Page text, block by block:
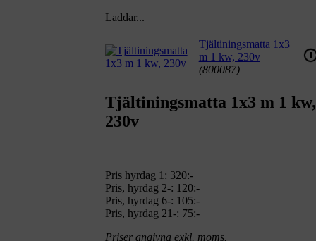
Laddar...
Tjältiningsmatta 1x3
m 1 kw, 230v
(800087)
Tjältiningsmatta 1x3 m 1 kw,
230v
Pris hyrdag 1: 320:-
Pris, hyrdag 2-: 120:-
Pris, hyrdag 6-: 105:-
Pris, hyrdag 21-: 75:-
Priser angivna exkl. moms.